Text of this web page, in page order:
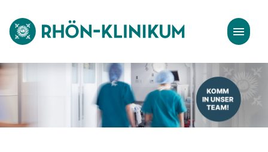
Stellenangebote
Bewerbungstipps